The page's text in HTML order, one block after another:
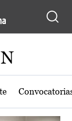
Castilla-